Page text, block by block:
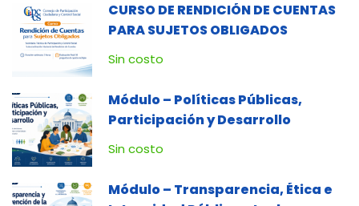
CURSO DE RENDICIÓN DE CUENTAS
PARA SUJETOS OBLIGADOS
Sin costo
Módulo – Políticas Públicas,
Participación y Desarrollo
Sin costo
Módulo – Transparencia, Ética e